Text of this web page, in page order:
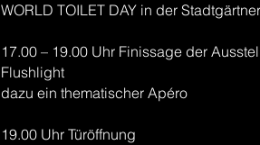
WORLD TOILET DAY in der
17.00 – 19.00 Uhr Finissage der
Flushlight
dazu ein thematischer Apéro
19.00 Uhr Türöffnung